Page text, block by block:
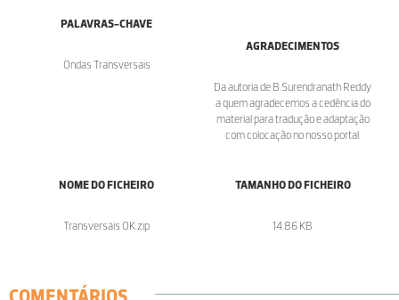
PALAVRAS-CHAVE
Ondas Transversais
AGRADECIMENTOS
Da autoria de B.Surendranath Reddy
a quem agradecemos a cedência do
material para tradução e adaptação
com colocação no nosso portal.
NOME DO FICHEIRO
Transversais OK.zip
TAMANHO DO FICHEIRO
14.86 KB